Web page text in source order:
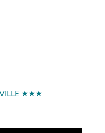
VILLE ★★★